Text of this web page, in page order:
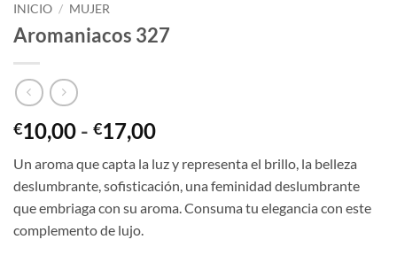
INICIO / MUJER
Aromaniacos 327
€10,00 - €17,00Rango
precios:
desde
€10,00
Un aroma que capta la luz y representa el brillo, la belleza
deslumbrante, sofisticación, una feminidad deslumbrante
que embriaga con su aroma. Consuma tu elegancia con este
complemento de lujo.